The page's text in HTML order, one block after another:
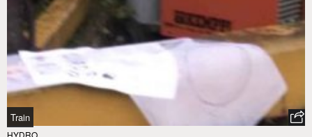
Train
HYDRO